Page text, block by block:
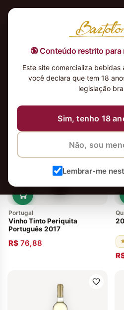
🔞 Conteúdo restrito para
Este site comercializa bebidas
você declara que tem 18
legislação
Sim, tenho 18
Não, sou
Lembrar-me
Portugal
Vinho Tinto Periquita
Português 2017
R$ 76,88